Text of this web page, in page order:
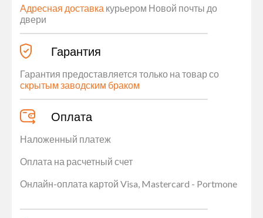
Адресная доставка курьером Новой почты до
двери
Гарантия
Гарантия предоставляется только на товар со
скрытым заводским браком
Оплата
Наложенный платеж
Оплата на расчетный счет
Онлайн-оплата картой Visa, Mastercard - Portmone